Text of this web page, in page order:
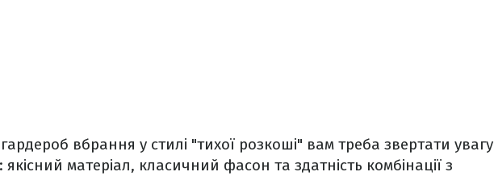
вбрання у стилі "тихої розкоші" вам треба звертати увагу
якісний матеріал, класичний фасон та здатність комбінації з